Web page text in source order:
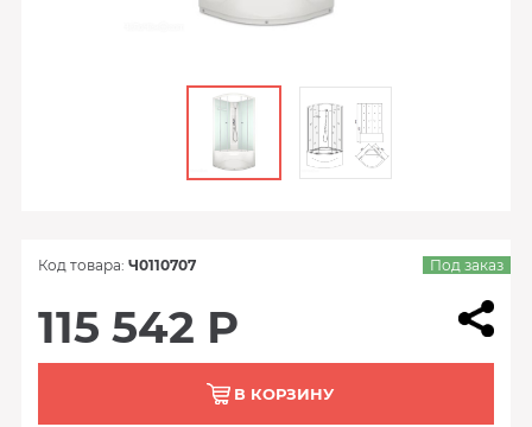
Код товара: Ч0110707 Под заказ
115 542 Р
В КОРЗИНУ